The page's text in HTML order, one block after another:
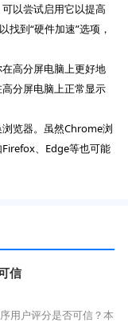
以尝试启用它以提高
到“硬件加速”选项，
高分屏电脑上更好地
分屏电脑上正常显示
览器。虽然Chrome浏
、Edge等也可能
信
用户评分是否可信？本